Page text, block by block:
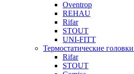
Oventrop
REHAU
Rifar
STOUT
UNI-FITT
Термостатические головки
Rifar
STOUT